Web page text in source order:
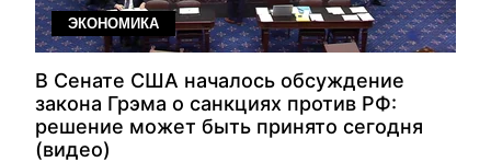
ЭКОНОМИКА
В Сенате США началось обсуждение
закона Грэма о санкциях против РФ:
решение может быть принято сегодня
(видео)